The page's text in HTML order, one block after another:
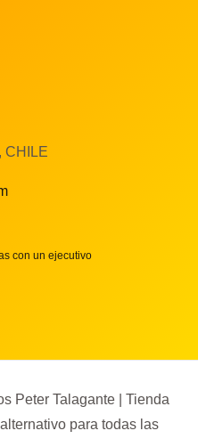
CHILE
con un ejecutivo
Peter Talagante | Tienda
para todas las